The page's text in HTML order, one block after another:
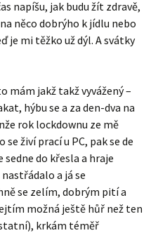
napíšu, jak budu žít zdravě,
něco dobrýho k jídlu nebo
je mi těžko už dýl. A svátky
mám jakž takž vyvážený –
hýbu se a za den-dva na
rok lockdownu ze mě
živí prací u PC, pak se de
do křesla a hraje
a já se
se zelím, dobrým pití a
možná ještě hůř než ten
krkám téměř